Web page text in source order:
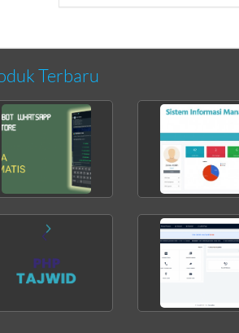
Terbaru